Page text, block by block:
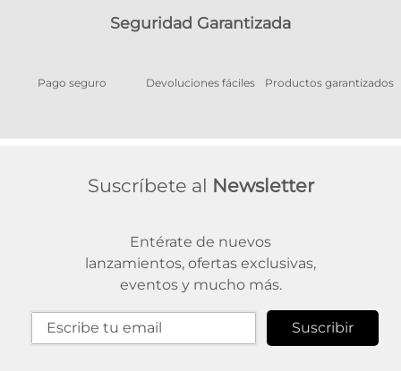
Seguridad Garantizada
Pago seguro Devoluciones fáciles Productos garantizados
Suscríbete al Newsletter
Entérate de nuevos
lanzamientos, ofertas exclusivas,
eventos y mucho más.
Suscribir